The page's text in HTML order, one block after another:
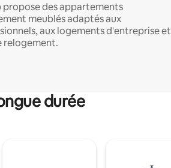
propose des appartements
meublés adaptés aux
aux logements d'entreprise et
relogement.
durée